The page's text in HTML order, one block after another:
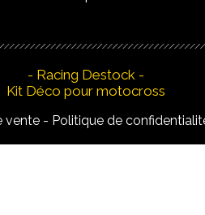
- Racing Destock -
Kit Déco pour motocross
vente Politique de